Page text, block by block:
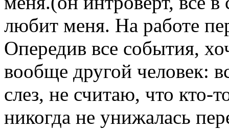
любит меня. На работе
Опередив все события,
вообще другой человек:
слез, не считаю, что кто-
никогда не унижалась